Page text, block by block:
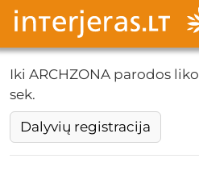
Iki ARCHZONA parodos liko
sek.
Dalyvių registracija